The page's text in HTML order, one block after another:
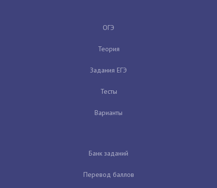
ОГЭ
Теория
Задания ЕГЭ
Тесты
Варианты
Банк заданий
Перевод баллов